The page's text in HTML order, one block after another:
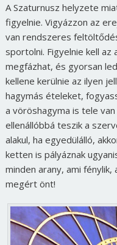
A Szaturnusz helyzete
figyelnie. Vigyázzon az
van rendszeres
sportolni. Figyelnie kell
megfázhat, és gyorsan
kellene kerülnie az ilyen
hagymás ételeket,
a vöröshagyma is tele
ellenállóbbá teszik a
alakul, ha egyedülálló,
ketten is pályáznak
minden arany, ami
megért önt!